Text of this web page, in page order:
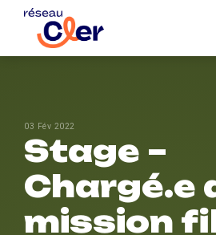
03 Fév 2022
Stage –
Chargé.e
mission